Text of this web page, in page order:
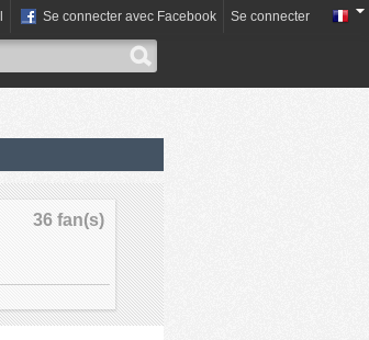
Se connecter avec Facebook Se connecter
36 fan(s)